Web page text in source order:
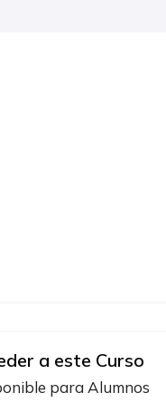
a este Curso
para Alumnos